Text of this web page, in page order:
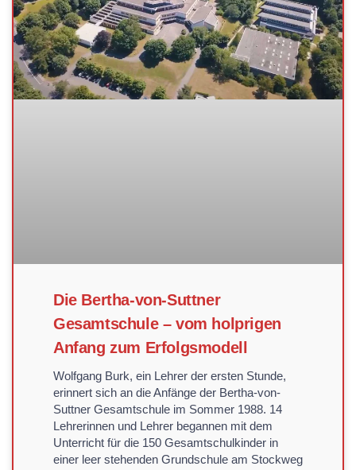
Die Bertha-von-Suttner
Gesamtschule – vom holprigen
Anfang zum Erfolgsmodell
Wolfgang Burk, ein Lehrer der ersten Stunde,
erinnert sich an die Anfänge der Bertha-von-
Suttner Gesamtschule im Sommer 1988. 14
Lehrerinnen und Lehrer begannen mit dem
Unterricht für die 150 Gesamtschulkinder in
einer leer stehenden Grundschule am Stockweg